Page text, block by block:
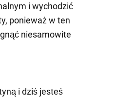
i wychodzić
ponieważ w ten
niesamowite
i dziś jesteś